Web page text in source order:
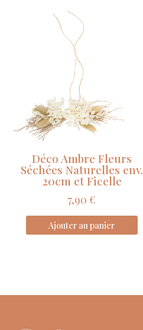
Déco Ambre Fleurs
Séchées Naturelles env.
20cm et Ficelle
7,90 €
Ajouter au panier